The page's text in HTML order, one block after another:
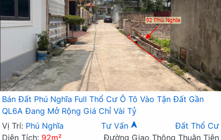
Bán Đất Phú Nghĩa Full Thổ Cư Ô Tô Vào Tận Đất Gần
QL6A Đang Mở Rộng Giá Chỉ Vài Tỷ
Vị Trí: Phú Nghĩa Tư Vấn
Đất Thổ Cư
Diện Tích: 92m²
Đường Giao Thông Thuận Tiện